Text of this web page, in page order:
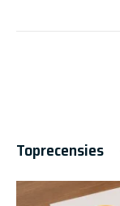
Toprecensies